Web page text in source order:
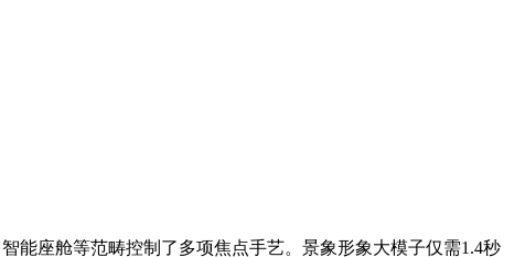
座舱等范畴控制了多项焦点手艺。景象形象大模子仅需1.4秒